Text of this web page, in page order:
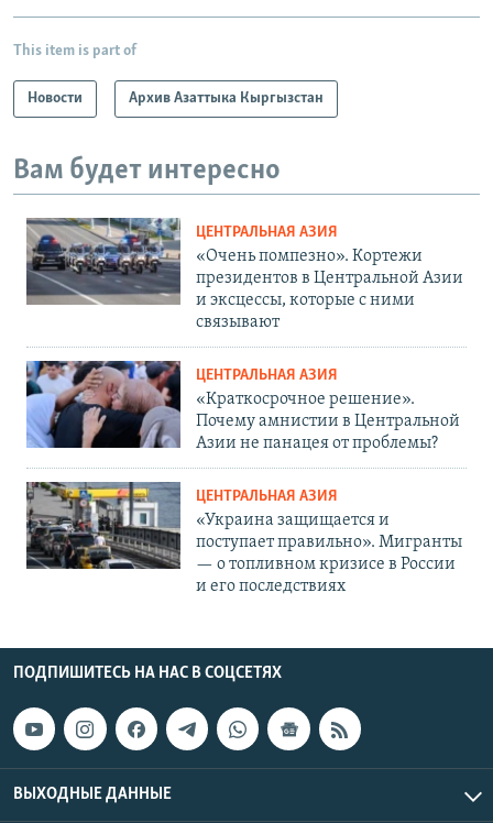
This item is part of
Новости Архив Азаттыка Кыргызстан
Вам будет интересно
ЦЕНТРАЛЬНАЯ АЗИЯ
«Очень помпезно». Кортежи
президентов в Центральной Азии
и эксцессы, которые с ними
связывают
ЦЕНТРАЛЬНАЯ АЗИЯ
«Краткосрочное решение».
Почему амнистии в Центральной
Азии не панацея от проблемы?
ЦЕНТРАЛЬНАЯ АЗИЯ
«Украина защищается и
поступает правильно». Мигранты
— о топливном кризисе в России
и его последствиях
ПОДПИШИТЕСЬ НА НАС В СОЦСЕТЯХ
ВЫХОДНЫЕ ДАННЫЕ